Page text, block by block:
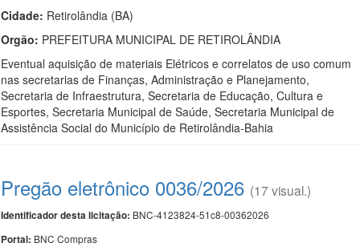
Cidade: Retirolândia (BA)
Orgão: PREFEITURA MUNICIPAL DE RETIROLÂNDIA
Eventual aquisição de materiais Elétricos e correlatos de uso comum
nas secretarias de Finanças, Administração e Planejamento,
Secretaria de Infraestrutura, Secretaria de Educação, Cultura e
Esportes, Secretaria Municipal de Saúde, Secretaria Municipal de
Assistência Social do Município de Retirolândia-Bahia
Pregão eletrônico 0036/2026 (17 visual.)
Identificador desta licitação: BNC-4123824-51c8-00362026
Portal: BNC Compras